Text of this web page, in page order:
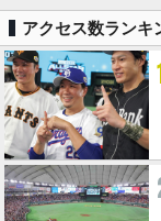
アクセス数ランキ